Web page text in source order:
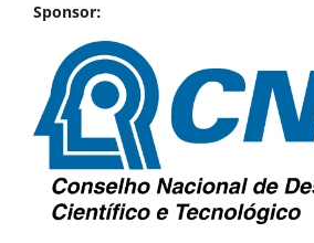
Sponsor: